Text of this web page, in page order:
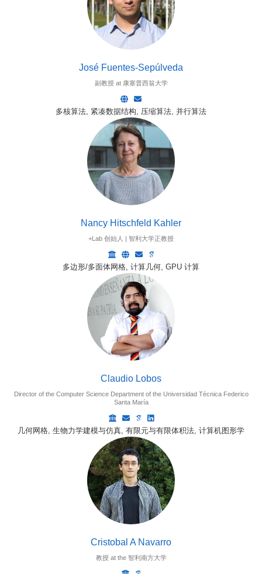
José Fuentes-Sepúlveda
副教授 at 康塞普西翁大学
多核算法, 紧凑数据结构, 压缩算法, 并行算法
Nancy Hitschfeld Kahler
+Lab 创始人 | 智利大学正教授
多边形/多面体网格, 计算几何, GPU 计算
Claudio Lobos
Director of the Computer Science Department of the Universidad Técnica Federico
Santa María
几何网格, 生物力学建模与仿真, 有限元与有限体积法, 计算机图形学
Cristobal A Navarro
教授 at the 智利南方大学